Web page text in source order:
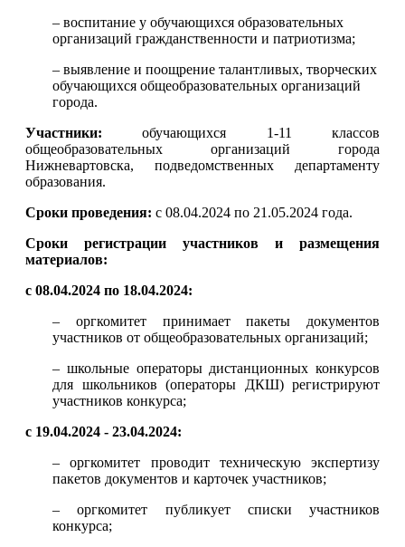
– воспитание у обучающихся образовательных
организаций гражданственности и патриотизма;
– выявление и поощрение талантливых, творческих
обучающихся общеобразовательных организаций
города.
Участники:обучающихся 1-11 классов
общеобразовательных организаций города
Нижневартовска, подведомственных департаменту
образования.
Сроки проведения: с 08.04.2024 по 21.05.2024 года.
Сроки регистрации участников и размещения
материалов:
с 08.04.2024 по 18.04.2024:
– оргкомитет принимает пакеты документов
участников от общеобразовательных организаций;
– школьные операторы дистанционных конкурсов
для школьников (операторы ДКШ) регистрируют
участников конкурса;
с 19.04.2024 - 23.04.2024:
– оргкомитет проводит техническую экспертизу
пакетов документов и карточек участников;
– оргкомитет публикует списки участников
конкурса;